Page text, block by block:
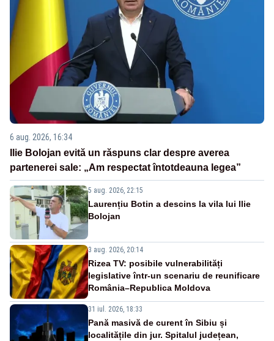
6 aug. 2026, 16:34
Ilie Bolojan evită un răspuns clar despre averea
partenerei sale: „Am respectat întotdeauna legea”
5 aug. 2026, 22:15
Laurențiu Botin a descins la vila lui Ilie
Bolojan
3 aug. 2026, 20:14
Rizea TV: posibile vulnerabilități
legislative într-un scenariu de reunificare
România–Republica Moldova
31 iul. 2026, 18:33
Pană masivă de curent în Sibiu și
localitățile din jur. Spitalul județean,